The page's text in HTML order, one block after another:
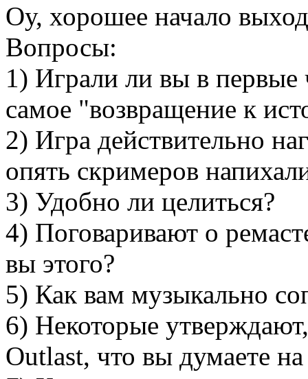
Оу, хорошее начало
Вопросы:
1) Играли ли вы в первые
самое "возвращение к
2) Игра действительно
опять скримеров
3) Удобно ли целиться?
4) Поговаривают о
вы этого?
5) Как вам музыкально
6) Некоторые
Outlast, что вы думаете на